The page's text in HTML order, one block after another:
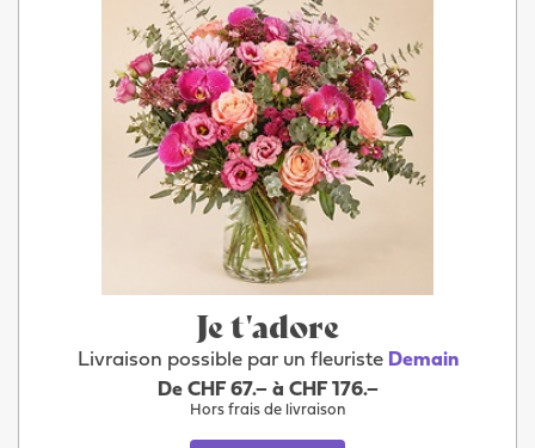
Je t'adore
Livraison possible par un fleuriste Demain
De CHF 67.– à CHF 176.–
Hors frais de livraison